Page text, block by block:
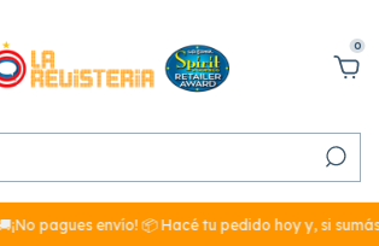
0
envío! 📦 Hacé tu pedido hoy y, si sumás más